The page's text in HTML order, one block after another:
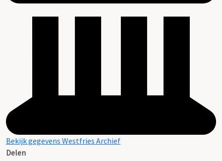
Bekijk gegevens Westfries Archief
Delen